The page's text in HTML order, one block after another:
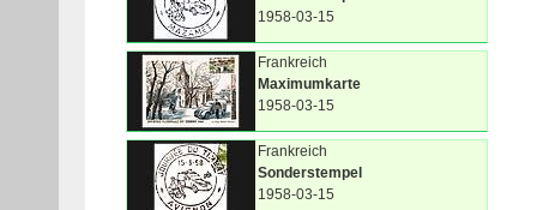
1958-03-15
Frankreich
Maximumkarte
1958-03-15
Frankreich
Sonderstempel
1958-03-15